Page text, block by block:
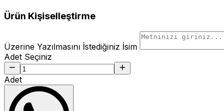
Ürün Kişiselleştirme
Üzerine Yazılmasını İstediğiniz İsim
Adet Seçiniz
Adet